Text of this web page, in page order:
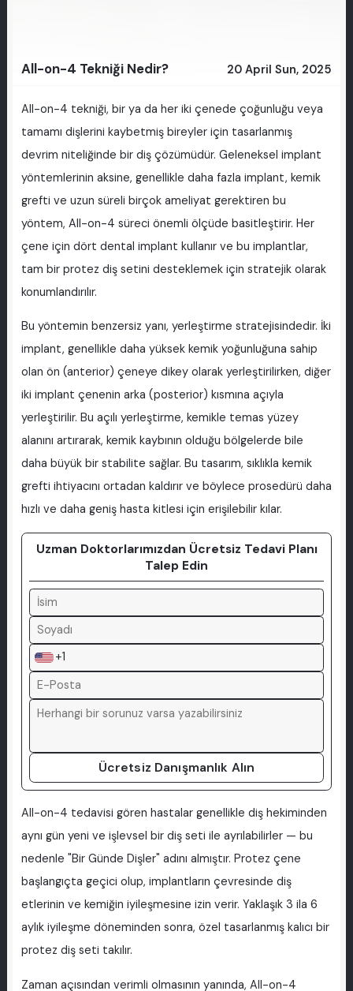
All-on-4 Tekniği Nedir? 20 April Sun, 2025
All-on-4 tekniği, bir ya da her iki çenede çoğunluğu veya
tamamı dişlerini kaybetmiş bireyler için tasarlanmış
devrim niteliğinde bir diş çözümüdür. Geleneksel implant
yöntemlerinin aksine, genellikle daha fazla implant, kemik
grefti ve uzun süreli birçok ameliyat gerektiren bu
yöntem, All-on-4 süreci önemli ölçüde basitleştirir. Her
çene için dört dental implant kullanır ve bu implantlar,
tam bir protez diş setini desteklemek için stratejik olarak
konumlandırılır.
Bu yöntemin benzersiz yanı, yerleştirme stratejisindedir. İki
implant, genellikle daha yüksek kemik yoğunluğuna sahip
olan ön (anterior) çeneye dikey olarak yerleştirilirken, diğer
iki implant çenenin arka (posterior) kısmına açıyla
yerleştirilir. Bu açılı yerleştirme, kemikle temas yüzey
alanını artırarak, kemik kaybının olduğu bölgelerde bile
daha büyük bir stabilite sağlar. Bu tasarım, sıklıkla kemik
grefti ihtiyacını ortadan kaldırır ve böylece prosedürü daha
hızlı ve daha geniş hasta kitlesi için erişilebilir kılar.
Uzman Doktorlarımızdan Ücretsiz Tedavi Planı
Talep Edin
+1
Ücretsiz Danışmanlık Alın
All-on-4 tedavisi gören hastalar genellikle diş hekiminden
aynı gün yeni ve işlevsel bir diş seti ile ayrılabilirler — bu
nedenle "Bir Günde Dişler" adını almıştır. Protez çene
başlangıçta geçici olup, implantların çevresinde diş
etlerinin ve kemiğin iyileşmesine izin verir. Yaklaşık 3 ila 6
aylık iyileşme döneminden sonra, özel tasarlanmış kalıcı bir
protez diş seti takılır.
Zaman açısından verimli olmasının yanında, All-on-4